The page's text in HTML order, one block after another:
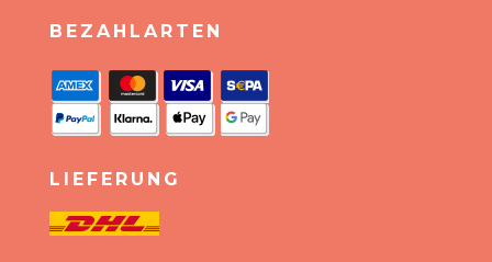
BEZAHLARTEN
LIEFERUNG